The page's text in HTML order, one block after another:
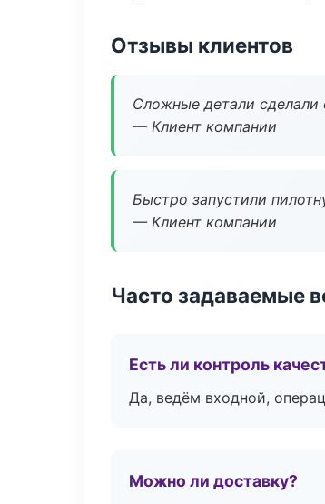
Отзывы клиентов
Сложные детали сделали
— Клиент компании
Быстро запустили
— Клиент компании
Часто задаваемые
Есть ли контроль
Да, ведём входной,
Можно ли доставку?